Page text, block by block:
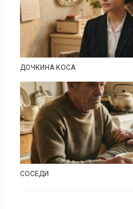
ДОЧКИНА КОСА
СОСЕДИ